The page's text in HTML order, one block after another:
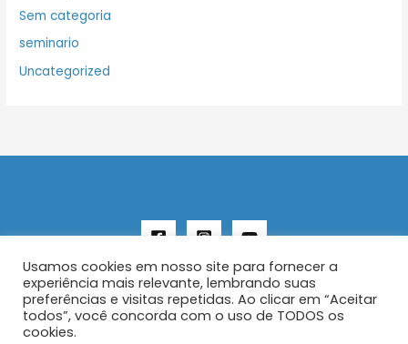
Sem categoria
seminario
Uncategorized
Copyright © 2026 AENFER
Usamos cookies em nosso site para fornecer a
experiência mais relevante, lembrando suas
preferências e visitas repetidas. Ao clicar em “Aceitar
todos”, você concorda com o uso de TODOS os
cookies.